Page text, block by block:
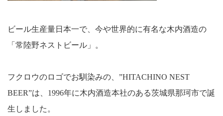
ビール生産量日本一で、今や世界的に有名な木内酒造の
「常陸野ネストビール」。
フクロウのロゴでお馴染みの、”HITACHINO NEST
BEER”は、1996年に木内酒造本社のある茨城県那珂市で誕
生しました。